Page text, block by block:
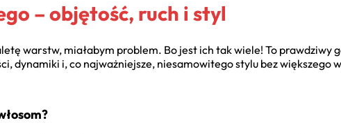
– objętość, ruch i styl
warstw, miałabym problem. Bo jest ich tak wiele! To prawdziwy
dynamiki i, co najważniejsze, niesamowitego stylu bez większego